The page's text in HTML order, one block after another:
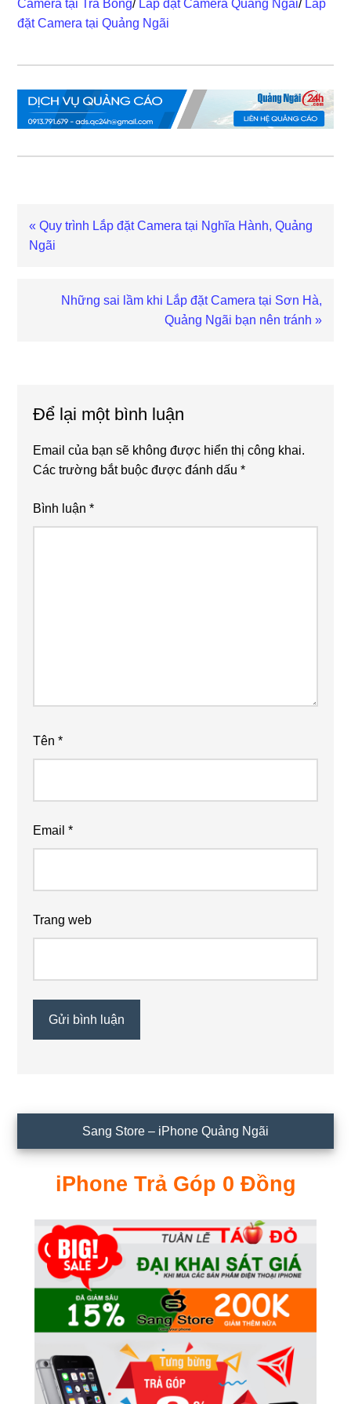
Camera tại Trà Bồng/ Lắp đặt Camera Quảng Ngãi/ Lắp
đặt Camera tại Quảng Ngãi
Bài
viết
« Quy trình Lắp đặt Camera tại Nghĩa Hành, Quảng
Ngãi
Bài
Những sai lầm khi Lắp đặt Camera tại Sơn Hà,
Quảng Ngãi bạn nên tránh »
Để lại một bình luận
Email của bạn sẽ không được hiển thị công khai.
Các trường bắt buộc được đánh dấu*
Bình luận*
Tên*
Email*
Trang web
chính
Sang Store – iPhone Quảng Ngãi
iPhone Trả Góp 0 Đồng